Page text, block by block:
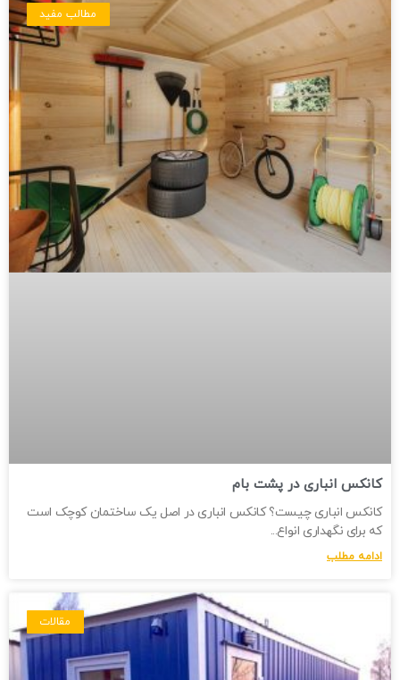
مطالب مفید
کانکس انباری در پشت بام
کانکس انباری چیست؟ کانکس انباری در اصل یک ساختمان کوچک است
که برای نگهداری انواع
ادامه مطلب
مقالات